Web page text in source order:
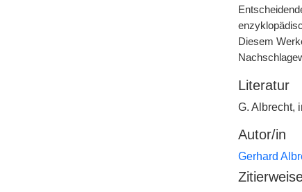
Diesem
Literatur
G. Albrecht,
Autor/in
Gerhard